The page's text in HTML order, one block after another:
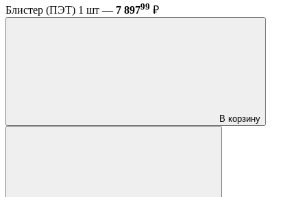
Блистер (ПЭТ) 1 шт — 7 89799 ₽
В корзину